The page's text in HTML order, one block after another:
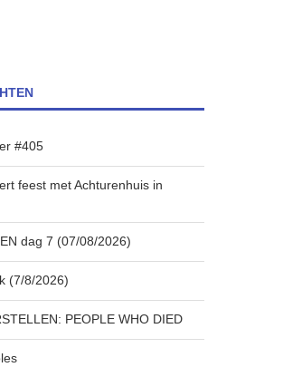
#405
feest met Achturenhuis in
dag 7 (07/08/2026)
(7/8/2026)
PEOPLE WHO DIED